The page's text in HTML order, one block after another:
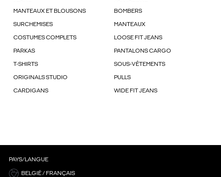
MANTEAUX ET BLOUSONS BOMBERS
SURCHEMISES MANTEAUX
COSTUMES COMPLETS LOOSE FIT JEANS
PARKAS PANTALONS CARGO
T-SHIRTS SOUS-VÊTEMENTS
ORIGINALS STUDIO PULLS
CARDIGANS WIDE FIT JEANS
PAYS/LANGUE
BELGIË / FRANÇAIS